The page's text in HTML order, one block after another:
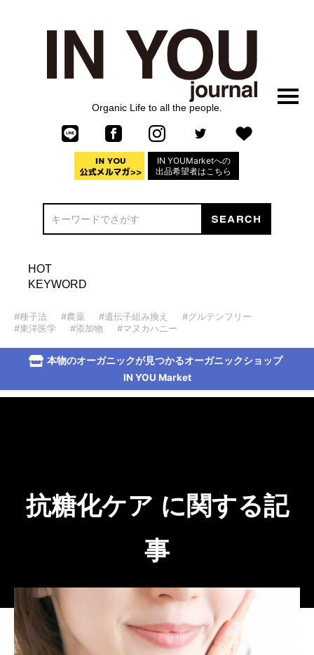
Organic Life to all the people.
IN YOUMarketへの
出品希望者はこちら
HOT
KEYWORD
#種子法 #農薬 #遺伝子組み換え
#グルテンフリー
#東洋医学
#添加物 #マヌカハニー
本物のオーガニックが見つかるオーガニックショップ
IN YOU Market
抗糖化ケア に関する記
事